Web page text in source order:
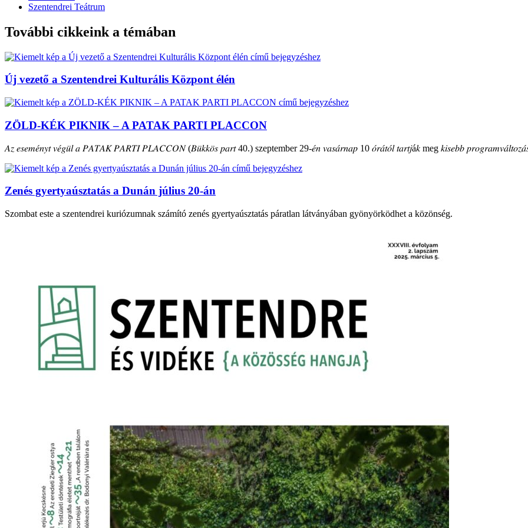
Szentendrei Teátrum
További cikkeink a témában
Új vezető a Szentendrei Kulturális Központ élén
ZÖLD-KÉK PIKNIK – A PATAK PARTI PLACCON
𝐴𝑧 𝑒𝑠𝑒𝑚𝑒́𝑛𝑦𝑡 𝑣𝑒́𝑔𝑢̈𝑙 𝑎 𝑃𝐴𝑇𝐴𝐾 𝑃𝐴𝑅𝑇𝐼 𝑃𝐿𝐴𝐶𝐶𝑂𝑁 (𝐵𝑢̈𝑘𝑘𝑜̈𝑠 𝑝𝑎𝑟𝑡 40.) szeptember 29-𝑒́𝑛 𝑣𝑎𝑠𝑎́𝑟𝑛𝑎𝑝 10 𝑜́𝑟𝑎́𝑡𝑜́𝑙 𝑡𝑎𝑟𝑡𝑗á𝑘 meg 𝑘𝑖𝑠𝑒𝑏𝑏
Zenés gyertyaúsztatás a Dunán július 20-án
Szombat este a szentendrei kuriózumnak számító zenés gyertyaúsztatás páratlan látványában gyönyörködhet a közönség.